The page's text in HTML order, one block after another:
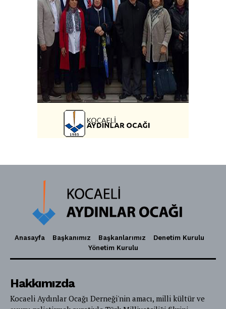
Anasayfa Başkanımız Başkanlarımız
Denetim Kurulu
Yönetim Kurulu
Hakkımızda
Kocaeli Aydınlar Ocağı Derneği'nin amacı, milli kültür ve